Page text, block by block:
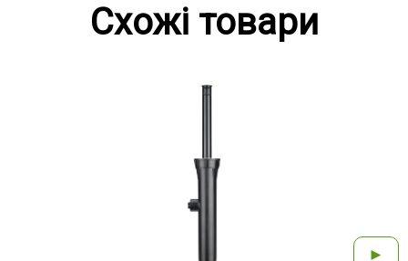
Схожі товари
►